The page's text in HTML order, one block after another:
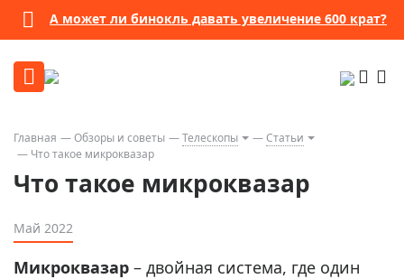
А может ли бинокль давать увеличение 600 крат?
Главная Обзоры и советы Телескопы
Статьи
Что такое микроквазар
Что такое микроквазар
Май 2022
Микроквазар – двойная система, где один